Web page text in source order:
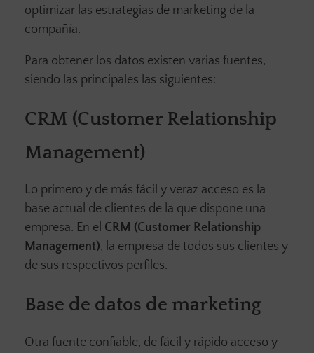
optimizar las estrategias de marketing de la
compañía.
Para obtener los datos existen varias fuentes,
siendo las principales las siguientes:
CRM (Customer Relationship
Management)
Lo primero y de más fácil y veraz acceso es la
base actual de clientes de la que dispone una
empresa. En el CRM (Customer Relationship
Management), la empresa de todos sus clientes y
de sus respectivos perfiles.
Base de datos de marketing
Otra fuente confiable, de fácil y rápido acceso y